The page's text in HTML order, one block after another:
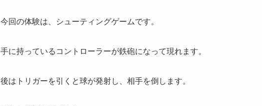
今回の体験は、シューティングゲームです。
手に持っているコントローラーが鉄砲になって現れます。
後はトリガーを引くと球が発射し、相手を倒します。